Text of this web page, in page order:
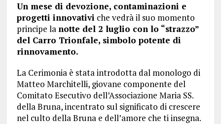
Un mese di devozione, contaminazioni e
progetti innovativi che vedrà il suo momento
principe la notte del 2 luglio con lo “strazzo”
del Carro Trionfale, simbolo potente di
rinnovamento.
La Cerimonia è stata introdotta dal monologo di
Matteo Marchitelli, giovane componente del
Comitato Esecutivo dell’Associazione Maria SS.
della Bruna, incentrato sul significato di crescere
nel culto della Bruna e dell’amore che ti insegna.